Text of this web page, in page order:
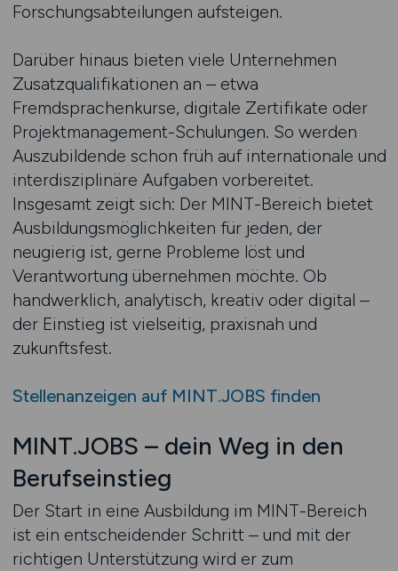
Forschungsabteilungen aufsteigen.
Darüber hinaus bieten viele Unternehmen
Zusatzqualifikationen an – etwa
Fremdsprachenkurse, digitale Zertifikate oder
Projektmanagement-Schulungen. So werden
Auszubildende schon früh auf internationale und
interdisziplinäre Aufgaben vorbereitet.
Insgesamt zeigt sich: Der MINT-Bereich bietet
Ausbildungsmöglichkeiten für jeden, der
neugierig ist, gerne Probleme löst und
Verantwortung übernehmen möchte. Ob
handwerklich, analytisch, kreativ oder digital –
der Einstieg ist vielseitig, praxisnah und
zukunftsfest.
Stellenanzeigen auf MINT.JOBS finden
MINT.JOBS – dein Weg in den
Berufseinstieg
Der Start in eine Ausbildung im MINT-Bereich
ist ein entscheidender Schritt – und mit der
richtigen Unterstützung wird er zum